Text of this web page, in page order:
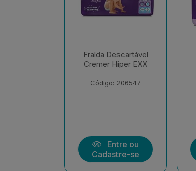
Fralda Descartável
Cremer Shortinho
Código: 207283
Entre ou
Cadastre-se